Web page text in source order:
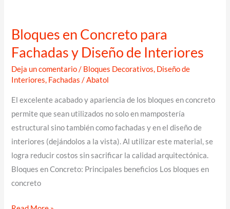
Bloques en Concreto para
Fachadas y Diseño de Interiores
Deja un comentario / Bloques Decorativos, Diseño de
Interiores, Fachadas /Abatol
El excelente acabado y apariencia de los bloques en concreto
permite que sean utilizados no solo en mampostería
estructural sino también como fachadas y en el diseño de
interiores (dejándolos a la vista). Al utilizar este material, se
logra reducir costos sin sacrificar la calidad arquitectónica.
Bloques en Concreto: Principales beneficios Los bloques en
concreto